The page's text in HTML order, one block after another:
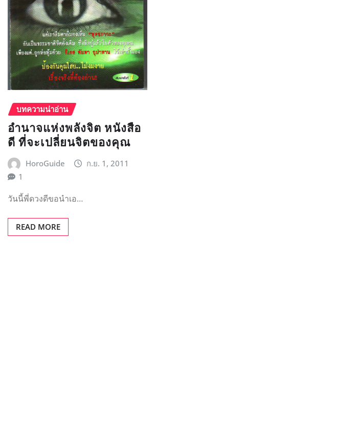
บทความน่าอ่าน
อำนาจแห่งพลังจิต หนังสือ
ดี ที่จะเปลี่ยนจิตของคุณ
HoroGuide
ก.ย. 1, 2011
1
วันนี้พี่ดวงดีขอนำเอ…
READ MORE